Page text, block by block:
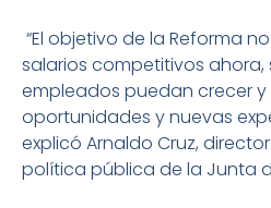
“El objetivo de la Reforma
salarios competitivos ahora,
empleados puedan crecer y
oportunidades y nuevas
explicó Arnaldo Cruz,
política pública de la Junta